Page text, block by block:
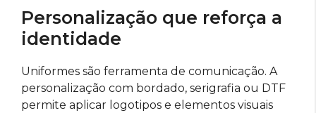
Personalização que reforça a
identidade
Uniformes são ferramenta de comunicação. A
personalização com bordado, serigrafia ou DTF
permite aplicar logotipos e elementos visuais